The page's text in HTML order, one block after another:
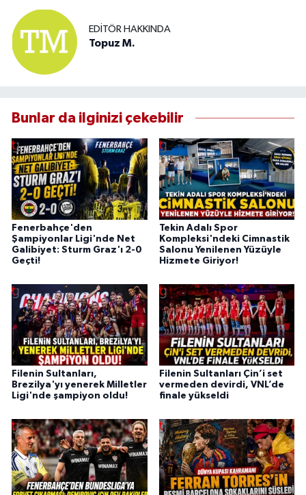
EDITÖR HAKKINDA
Topuz M.
Bunlar da ilginizi çekebilir
Fenerbahçe'den
Şampiyonlar Ligi'nde Net
Galibiyet: Sturm Graz'ı 2-0
Geçti!
Tekin Adalı Spor
Kompleksi'ndeki Cimnastik
Salonu Yenilenen Yüzüyle
Hizmete Giriyor!
Filenin Sultanları,
Brezilya'yı yenerek Milletler
Ligi'nde şampiyon oldu!
Filenin Sultanları Çin’i set
vermeden devirdi, VNL’de
finale yükseldi